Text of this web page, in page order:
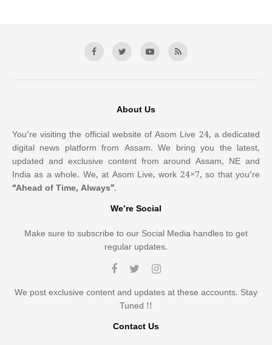
About Us
You’re visiting the official website of Asom Live 24, a dedicated
digital news platform from Assam. We bring you the latest,
updated and exclusive content from around Assam, NE and
India as a whole. We, at Asom Live, work 24×7, so that you’re
“Ahead of Time, Always”.
We’re Social
Make sure to subscribe to our Social Media handles to get
regular updates.
We post exclusive content and updates at these accounts. Stay
Tuned !!
Contact Us